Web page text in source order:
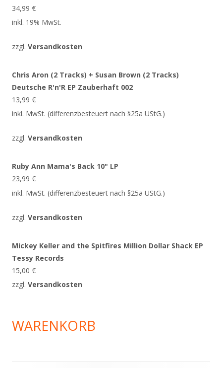
34,99 €
inkl. 19% MwSt.
zzgl. Versandkosten
Chris Aron (2 Tracks) + Susan Brown (2 Tracks)
Deutsche R'n'R EP Zauberhaft 002
13,99 €
inkl. MwSt. (differenzbesteuert nach §25a UStG.)
zzgl. Versandkosten
Ruby Ann Mama's Back 10" LP
23,99 €
inkl. MwSt. (differenzbesteuert nach §25a UStG.)
zzgl. Versandkosten
Mickey Keller and the Spitfires Million Dollar Shack EP
Tessy Records
15,00 €
zzgl. Versandkosten
WARENKORB